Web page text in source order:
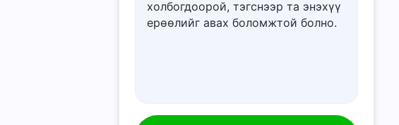
холбогдоорой, тэгснээр та энэхүү
ерѳѳлийг авах боломжтой болно.